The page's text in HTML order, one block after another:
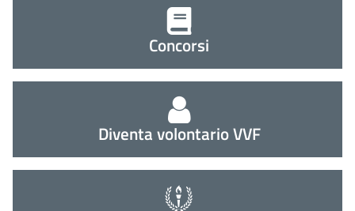
Concorsi
Diventa volontario VVF